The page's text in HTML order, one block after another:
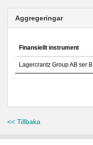
Aggregeringar
Finansiellt instrument
Lagercrantz Group AB ser B
<< Tillbaka